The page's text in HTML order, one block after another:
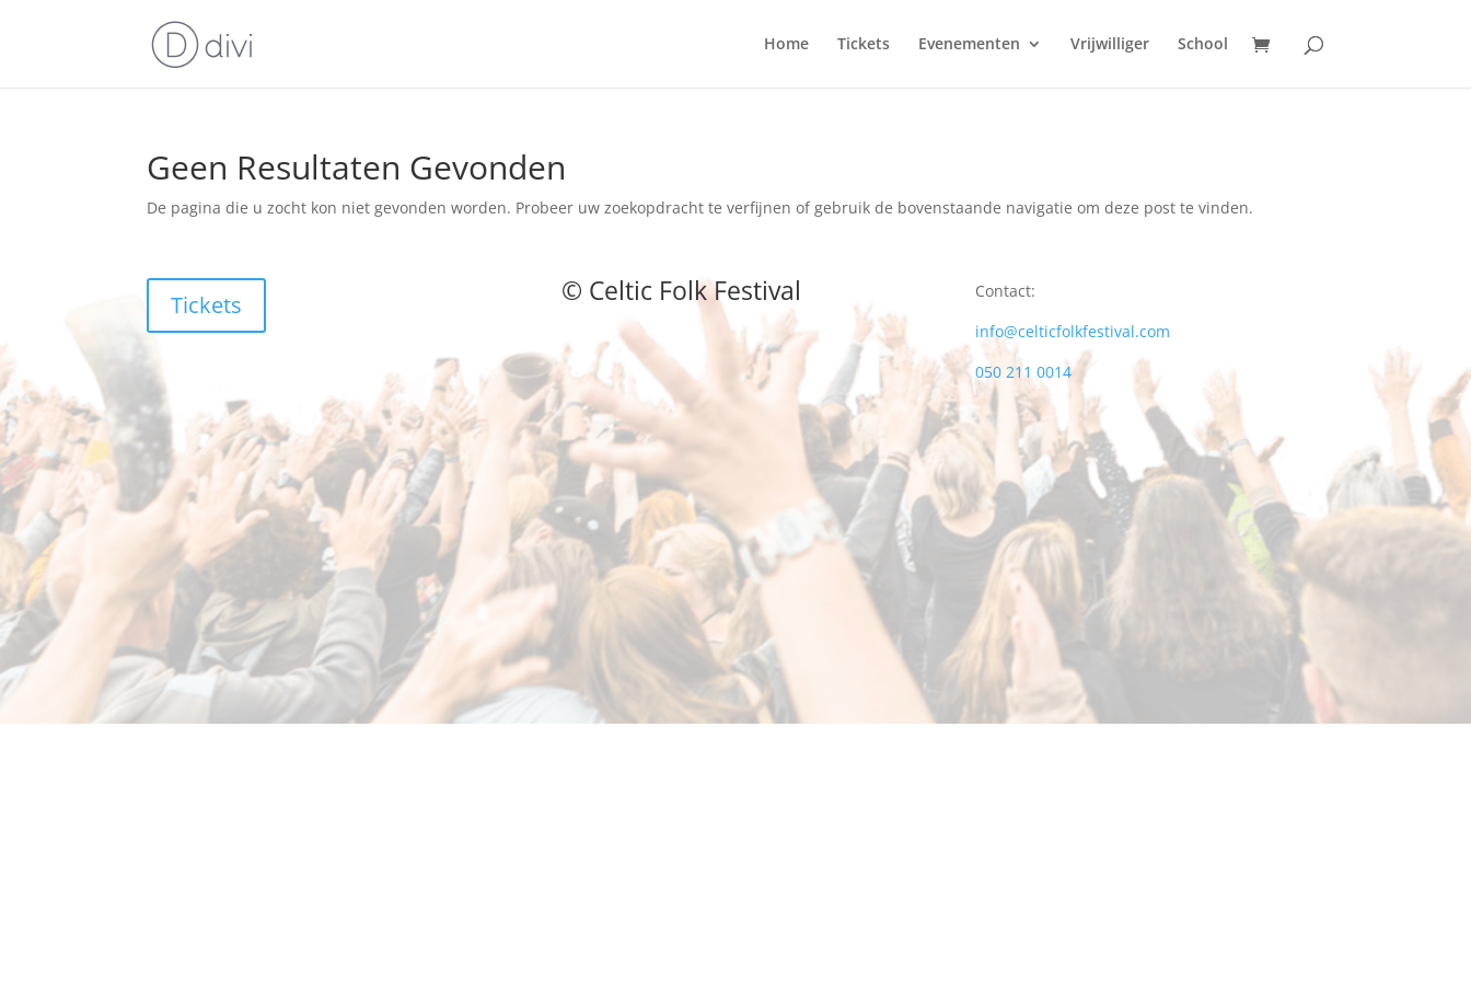
Home Tickets Evenementen Vrijwilliger School
Geen Resultaten Gevonden
De pagina die u zocht kon niet gevonden worden. Probeer uw zoekopdracht te verfijnen of gebruik de bovenstaande navigatie om deze post te vinden.
Tickets © Celtic Folk Festival
Contact:
info@celticfolkfestival.com
050 211 0014